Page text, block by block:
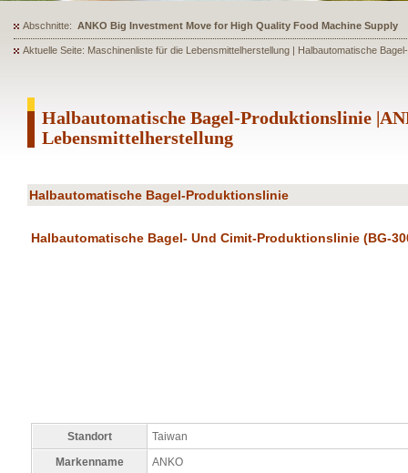
Abschnitte: ANKO's Food Processing Equipment Assists a Shoe Seller to Start
Aktuelle Seite: Maschinenliste für die Lebensmittelherstellung | Halbautomatische
Halbautomatische Bagel-Produktionslinie
Lebensmittelherstellung
Halbautomatische Bagel-Produktionslinie
Halbautomatische Bagel- Und Cimit-Produktionslinie (BG-
Standort
Taiwan
Markenname
ANKO